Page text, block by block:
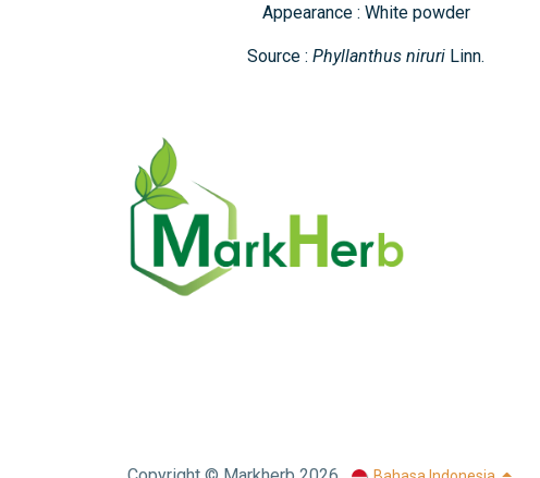
Appearance : White powder
Source : Phyllanthus niruri Linn.